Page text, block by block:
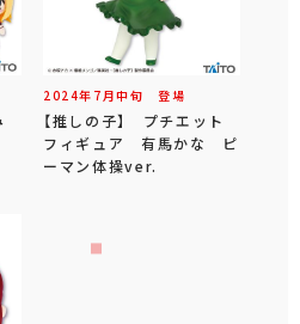
2024年 7 月中旬 登場
【推しの子】 プチエット
フィギュア 有馬かな ピ
ーマン体操ver.